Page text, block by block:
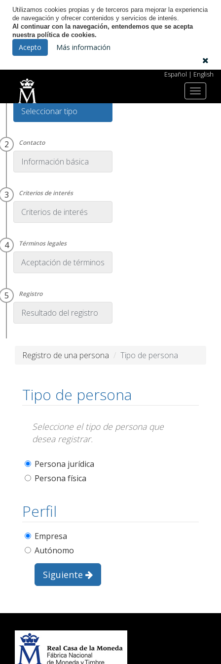
Utilizamos cookies propias y de terceros para mejorar la experiencia
de navegación y ofrecer contenidos y servicios de interés.
Al continuar con la navegación, entendemos que se acepta
nuestra política de cookies.
Acepto Más información
Español | English
Toggle
Licitación Electrónica
Seleccionar tipo
Información básica
Criterios de interés
Aceptación de términos
Resultado del registro
Registro de una persona Tipo de persona
Tipo de persona
Seleccione el tipo de persona que
desea registrar.
Persona jurídica
Persona física
Perfil
Empresa
Autónomo
Siguiente